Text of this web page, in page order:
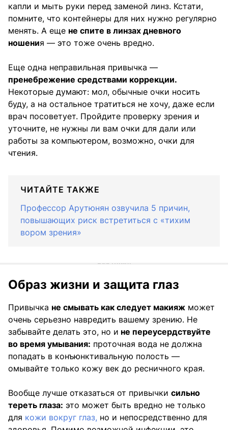
капли и мыть руки перед заменой линз. Кстати,
помните, что контейнеры для них нужно регулярно
менять. А еще не спите в линзах дневного
ношения — это тоже очень вредно.
Еще одна неправильная привычка —
пренебрежение средствами коррекции.
Некоторые думают: мол, обычные очки носить
буду, а на остальное тратиться не хочу, даже если
врач посоветует. Пройдите проверку зрения и
уточните, не нужны ли вам очки для дали или
работы за компьютером, возможно, очки для
чтения.
ЧИТАЙТЕ ТАКЖЕ
Профессор Арутюнян озвучила 5 причин,
повышающих риск встретиться с «тихим
вором зрения»
Образ жизни и защита глаз
Привычка не смывать как следует макияж может
очень серьезно навредить вашему зрению. Не
забывайте делать это, но и не переусердствуйте
во время умывания: проточная вода не должна
попадать в конъюнктивальную полость —
омывайте только кожу век до ресничного края.
Вообще лучше отказаться от привычки сильно
тереть глаза: это может быть вредно не только
для кожи вокруг глаз, но и непосредственно для